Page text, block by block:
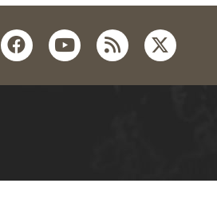
facebookyoutube
rss twitter